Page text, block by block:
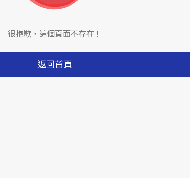
很抱歉，這個頁面不存在！
返回首頁